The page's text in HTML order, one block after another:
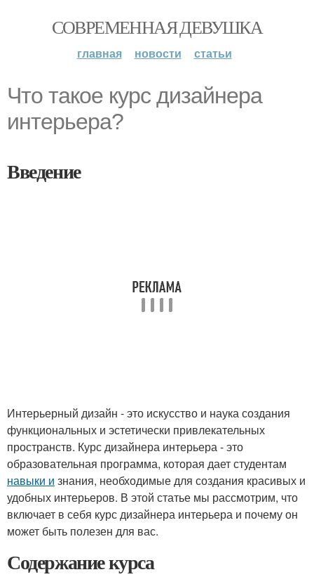
СОВРЕМЕННАЯ ДЕВУШКА
главная новости статьи
Что такое курс дизайнера
интерьера?
Введение
Интерьерный дизайн - это искусство и наука создания
функциональных и эстетически привлекательных
пространств. Курс дизайнера интерьера - это
образовательная программа, которая дает студентам
навыки и знания, необходимые для создания красивых и
удобных интерьеров. В этой статье мы рассмотрим, что
включает в себя курс дизайнера интерьера и почему он
может быть полезен для вас.
Содержание курса